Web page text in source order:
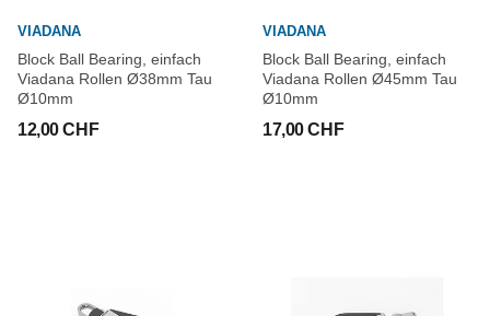
VIADANA
Block Ball Bearing, einfach
Viadana Rollen Ø38mm Tau
Ø10mm
12,00 CHF
VIADANA
Block Ball Bearing, einfach
Viadana Rollen Ø45mm Tau
Ø10mm
17,00 CHF